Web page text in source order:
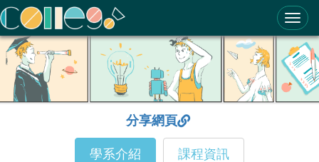
ColleGo! 大學選才與高中育才輔助系統
分享網頁
學系介紹 課程資訊